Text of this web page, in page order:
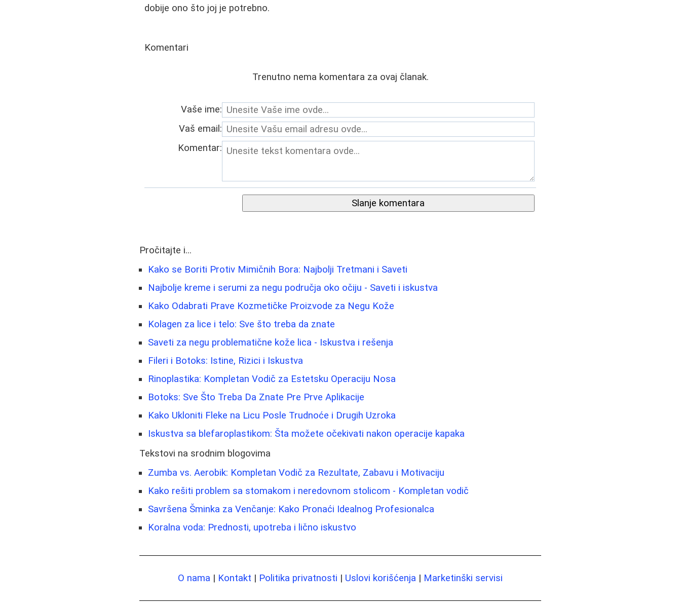
dobije ono što joj je potrebno.
Komentari
Trenutno nema komentara za ovaj članak.
Vaše ime:
Vaš email:
Komentar:
Slanje komentara
Pročitajte i...
Kako se Boriti Protiv Mimičnih Bora: Najbolji Tretmani i Saveti
Najbolje kreme i serumi za negu područja oko očiju - Saveti i iskustva
Kako Odabrati Prave Kozmetičke Proizvode za Negu Kože
Kolagen za lice i telo: Sve što treba da znate
Saveti za negu problematične kože lica - Iskustva i rešenja
Fileri i Botoks: Istine, Rizici i Iskustva
Rinoplastika: Kompletan Vodič za Estetsku Operaciju Nosa
Botoks: Sve Što Treba Da Znate Pre Prve Aplikacije
Kako Ukloniti Fleke na Licu Posle Trudnoće i Drugih Uzroka
Iskustva sa blefaroplastikom: Šta možete očekivati nakon operacije kapaka
Tekstovi na srodnim blogovima
Zumba vs. Aerobik: Kompletan Vodič za Rezultate, Zabavu i Motivaciju
Kako rešiti problem sa stomakom i neredovnom stolicom - Kompletan vodič
Savršena Šminka za Venčanje: Kako Pronaći Idealnog Profesionalca
Koralna voda: Prednosti, upotreba i lično iskustvo
O nama | Kontakt | Politika privatnosti | Uslovi korišćenja | Marketinški servisi